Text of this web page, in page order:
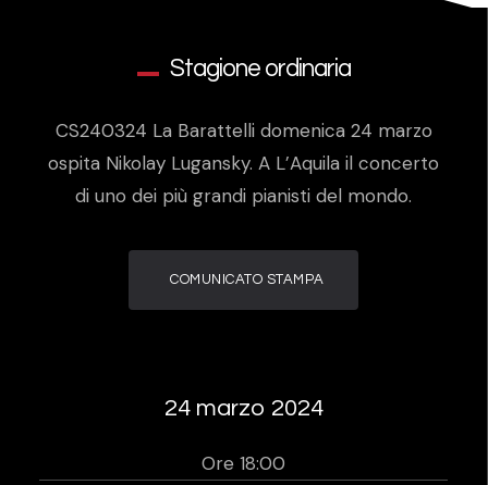
Stagione ordinaria
CS240324 La Barattelli domenica 24 marzo
ospita Nikolay Lugansky. A L’Aquila il concerto
di uno dei più grandi pianisti del mondo.
COMUNICATO STAMPA
24 marzo 2024
Ore 18:00